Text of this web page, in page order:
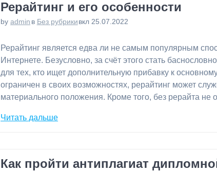
Рерайтинг и его особенности
byadmin в Без рубрикивкл 25.07.2022
⁠Рерайтинг является едва ли не самым популярным
Интернете. Безусловно, за счёт этого стать
для тех, кто ищет дополнительную прибавку к
ограничен в своих возможностях, рерайтинг может
материального положения. Кроме того, без рерайта не
Читать дальше
Как пройти антиплагиат